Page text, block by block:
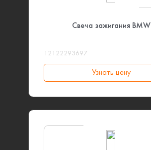
Свеча зажигания BMW
12122293697
Узнать цену